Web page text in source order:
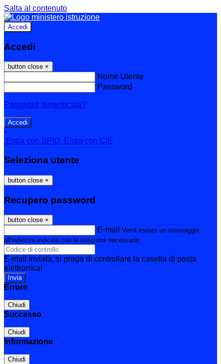
Salta al contenuto
Accedi
Accedi
button close ×
Nome Utente
Password
Password dimenticata?
-
Entra con SPID
Entra con CIE
Seleziona utente
button close ×
Recupero password
button close ×
E-mail Verrà inviato un messaggio
all'indirizzo indicato con le istruzioni necessarie.
E-mail inviata, si prega di controllare la casella di posta
elettronica!
Errore
Chiudi
Successo
Chiudi
Informazione
Chiudi